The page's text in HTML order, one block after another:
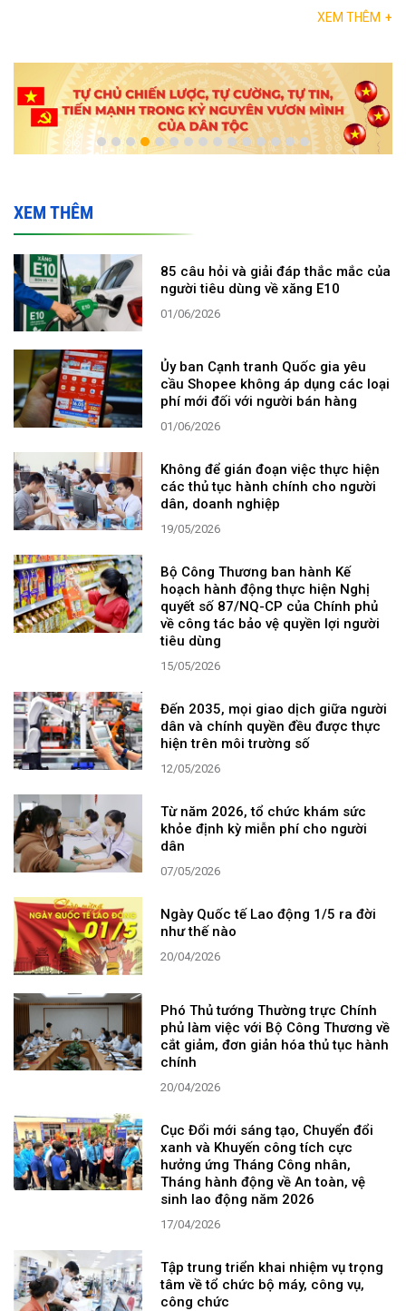
XEM THÊM +
XEM THÊM
85 câu hỏi và giải đáp thắc mắc của
người tiêu dùng về xăng E10
01/06/2026
Ủy ban Cạnh tranh Quốc gia yêu
cầu Shopee không áp dụng các loại
phí mới đối với người bán hàng
01/06/2026
Không để gián đoạn việc thực hiện
các thủ tục hành chính cho người
dân, doanh nghiệp
19/05/2026
Bộ Công Thương ban hành Kế
hoạch hành động thực hiện Nghị
quyết số 87/NQ-CP của Chính phủ
về công tác bảo vệ quyền lợi người
tiêu dùng
15/05/2026
Đến 2035, mọi giao dịch giữa người
dân và chính quyền đều được thực
hiện trên môi trường số
12/05/2026
Từ năm 2026, tổ chức khám sức
khỏe định kỳ miễn phí cho người
dân
07/05/2026
Ngày Quốc tế Lao động 1/5 ra đời
như thế nào
20/04/2026
Phó Thủ tướng Thường trực Chính
phủ làm việc với Bộ Công Thương về
cắt giảm, đơn giản hóa thủ tục hành
chính
20/04/2026
Cục Đổi mới sáng tạo, Chuyển đổi
xanh và Khuyến công tích cực
hưởng ứng Tháng Công nhân,
Tháng hành động về An toàn, vệ
sinh lao động năm 2026
17/04/2026
Tập trung triển khai nhiệm vụ trọng
tâm về tổ chức bộ máy, công vụ,
công chức